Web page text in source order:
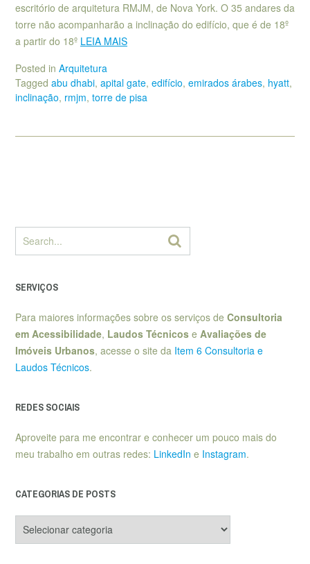
escritório de arquitetura RMJM, de Nova York. O 35 andares da
torre não acompanharão a inclinação do edifício, que é de 18º
a partir do 18º LEIA MAIS
Posted in Arquitetura
Tagged abu dhabi, apital gate, edifício, emirados árabes, hyatt,
inclinação, rmjm, torre de pisa
SERVIÇOS
Para maiores informações sobre os serviços de Consultoria
em Acessibilidade, Laudos Técnicos e Avaliações de
Imóveis Urbanos, acesse o site da Item 6 Consultoria e
Laudos Técnicos.
REDES SOCIAIS
Aproveite para me encontrar e conhecer um pouco mais do
meu trabalho em outras redes: LinkedIn e Instagram.
CATEGORIAS DE POSTS
de